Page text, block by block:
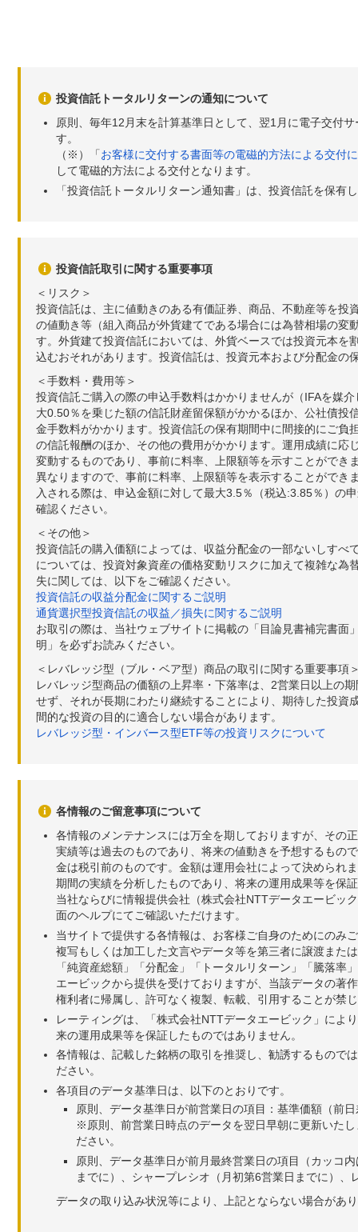
投資信託トータルリターンの通知について
原則、毎年12月末を計算基準日として、翌1月に電子交付
す。
（※）「お客様に交付する書面等の電磁的方法による交付
して電磁的方法による交付となります。
「投資信託トータルリターン通知書」は、投資信託を保有
投資信託取引に関する重要事項
＜リスク＞
投資信託は、主に値動きのある有価証券、商品、不動産等を
の値動き等（組入商品が外貨建てである場合には為替相場の
す。外貨建て投資信託においては、外貨ベースでは投資元本
込むおそれがあります。投資信託は、投資元本および分配金の
＜手数料・費用等＞
投資信託ご購入の際の申込手数料はかかりませんが（IFAを媒
大0.50％を乗じた額の信託財産留保額がかかるほか、公社債
金手数料がかかります。投資信託の保有期間中に間接的にご
の信託報酬のほか、その他の費用がかかります。運用成績に
変動するものであり、事前に料率、上限額等を示すことがで
異なりますので、事前に料率、上限額等を表示することがで
入される際は、申込金額に対して最大3.5％（税込:3.85％）の
確認ください。
＜その他＞
投資信託の購入価額によっては、収益分配金の一部ないしす
については、投資対象資産の価格変動リスクに加えて複雑な
失に関しては、以下をご確認ください。
投資信託の収益分配金に関するご説明
通貨選択型投資信託の収益／損失に関するご説明
お取引の際は、当社ウェブサイトに掲載の「目論見書補完書
明」を必ずお読みください。
＜レバレッジ型（ブル・ベア型）商品の取引に関する重要事項
レバレッジ型商品の価額の上昇率・下落率は、2営業日以上の
せず、それが長期にわたり継続することにより、期待した投
間的な投資の目的に適合しない場合があります。
レバレッジ型・インバース型ETF等の投資リスクについて
各情報のご留意事項について
各情報のメンテナンスには万全を期しておりますが、その
実績等は過去のものであり、将来の値動きを予想するもの
金は税引前のものです。金額は運用会社によって決められ
期間の実績を分析したものであり、将来の運用成果等を保
当社ならびに情報提供会社（株式会社NTTデータエービッ
面のヘルプにてご確認いただけます。
当サイトで提供する各情報は、お客様ご自身のためにのみ
複写もしくは加工した文言やデータ等を第三者に譲渡また
「純資産総額」「分配金」「トータルリターン」「騰落
エービックから提供を受けておりますが、当該データの著
権利者に帰属し、許可なく複製、転載、引用することが禁
レーティングは、「株式会社NTTデータエービック」によ
来の運用成果等を保証したものではありません。
各情報は、記載した銘柄の取引を推奨し、勧誘するもので
ださい。
各項目のデータ基準日は、以下のとおりです。
原則、データ基準日が前営業日の項目：基準価額（前
※原則、前営業日時点のデータを翌日早朝に更新いた
ださい。
原則、データ基準日が前月最終営業日の項目（カッコ
までに）、シャープレシオ（月初第6営業日までに）
データの取り込み状況等により、上記とならない場合があ